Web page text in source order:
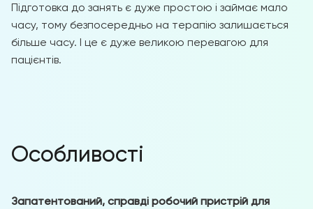
Підготовка до занять є дуже простою і займає мало
часу, тому безпосередньо на терапію залишається
більше часу. І це є дуже великою перевагою для
пацієнтів.
Особливості
Запатентований, справді робочий пристрій для